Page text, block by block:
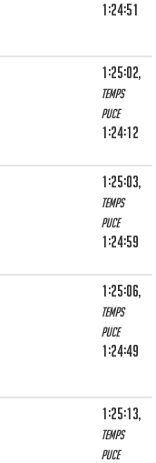
1:24:51
1:25:02,
Temps
puce
1:24:12
1:25:03,
Temps
puce
1:24:59
1:25:06,
Temps
puce
1:24:49
1:25:13,
Temps
puce